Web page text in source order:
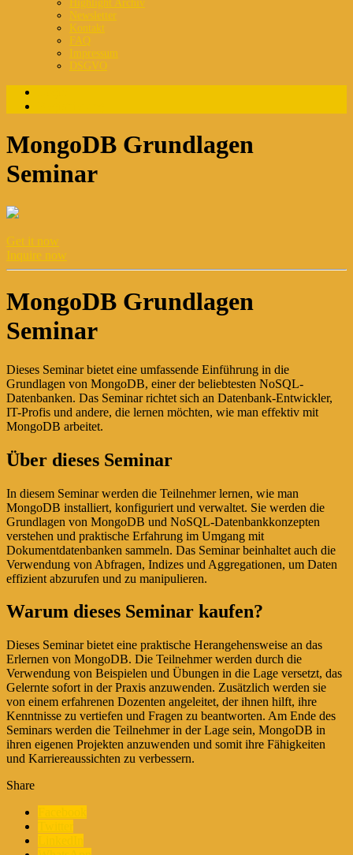
Highlight Archiv
Newsletter
Kontakt
FAQ
Impressum
DSGVO
MongoDB Grundlagen
Seminar
Get it now
Inquire now
MongoDB Grundlagen
Seminar
Dieses Seminar bietet eine umfassende Einführung in die
Grundlagen von MongoDB, einer der beliebtesten NoSQL-
Datenbanken. Das Seminar richtet sich an Datenbank-Entwickler,
IT-Profis und andere, die lernen möchten, wie man effektiv mit
MongoDB arbeitet.
Über dieses Seminar
In diesem Seminar werden die Teilnehmer lernen, wie man
MongoDB installiert, konfiguriert und verwaltet. Sie werden die
Grundlagen von MongoDB und NoSQL-Datenbankkonzepten
verstehen und praktische Erfahrung im Umgang mit
Dokumentdatenbanken sammeln. Das Seminar beinhaltet auch die
Verwendung von Abfragen, Indizes und Aggregationen, um Daten
effizient abzurufen und zu manipulieren.
Warum dieses Seminar kaufen?
Dieses Seminar bietet eine praktische Herangehensweise an das
Erlernen von MongoDB. Die Teilnehmer werden durch die
Verwendung von Beispielen und Übungen in die Lage versetzt, das
Gelernte sofort in der Praxis anzuwenden. Zusätzlich werden sie
von einem erfahrenen Dozenten angeleitet, der ihnen hilft, ihre
Kenntnisse zu vertiefen und Fragen zu beantworten. Am Ende des
Seminars werden die Teilnehmer in der Lage sein, MongoDB in
ihren eigenen Projekten anzuwenden und somit ihre Fähigkeiten
und Karriereaussichten zu verbessern.
Share